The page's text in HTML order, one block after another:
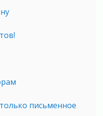
письменное